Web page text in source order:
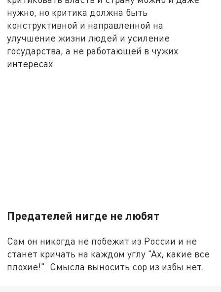
нужно, но критика должна быть
конструктивной и направленной на
улучшение жизни людей и усиление
государства, а не работающей в чужих
интересах.
Предателей нигде не любят
Сам он никогда не побежит из России и не
станет кричать на каждом углу "Ах, какие все
плохие!". Смысла выносить сор из избы нет.